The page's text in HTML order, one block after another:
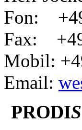
Fon:
Fax:
Mobil:
Email:
PRODIS